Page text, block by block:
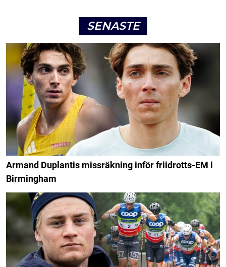
SENASTE
Armand Duplantis missräkning inför friidrotts-EM i
Birmingham